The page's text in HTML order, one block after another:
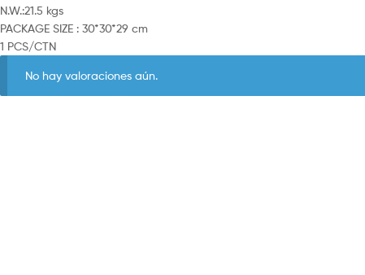
N.W.:21.5 kgs
PACKAGE SIZE : 30*30*29 cm
1 PCS/CTN
No hay valoraciones aún.